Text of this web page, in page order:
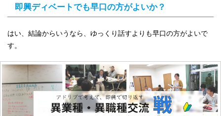
即興ディベートでも早口の方がよいか？
はい、結論からいうなら、ゆっくり話すよりも早口の方がよいで
す。